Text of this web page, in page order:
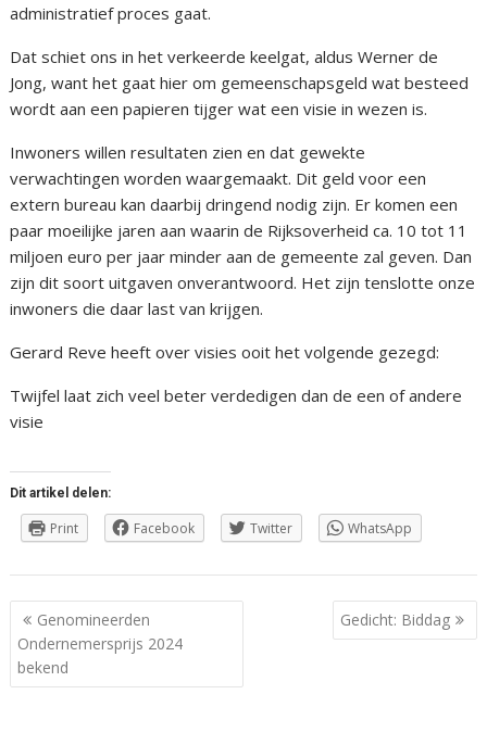
administratief proces gaat.
Dat schiet ons in het verkeerde keelgat, aldus Werner de
Jong, want het gaat hier om gemeenschapsgeld wat besteed
wordt aan een papieren tijger wat een visie in wezen is.
Inwoners willen resultaten zien en dat gewekte
verwachtingen worden waargemaakt. Dit geld voor een
extern bureau kan daarbij dringend nodig zijn. Er komen een
paar moeilijke jaren aan waarin de Rijksoverheid ca. 10 tot 11
miljoen euro per jaar minder aan de gemeente zal geven. Dan
zijn dit soort uitgaven onverantwoord. Het zijn tenslotte onze
inwoners die daar last van krijgen.
Gerard Reve heeft over visies ooit het volgende gezegd:
Twijfel laat zich veel beter verdedigen dan de een of andere
visie
Dit artikel delen:
Print Facebook Twitter WhatsApp
Berichtnavigatie
Genomineerden
Ondernemersprijs 2024
bekend
Gedicht: Biddag